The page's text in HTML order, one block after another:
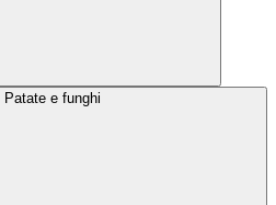
Patate e funghi